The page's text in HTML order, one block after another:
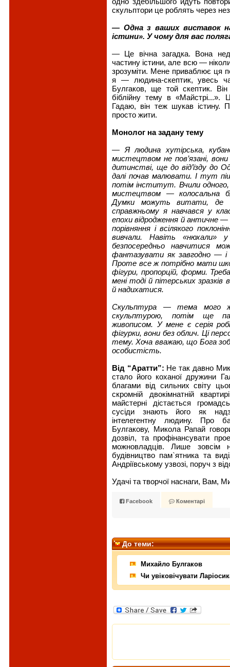
скульптори це роблять через
— Одна з ваших виставок
істини». У чому для вас
— Це вічна загадка. Вона
частину істини, але всю —
зрозуміти. Мене приваблює ця
я — людина-скептик, увесь
Булгаков, ще той скептик.
біблійну тему в «Майстрі...».
Гадаю, він теж шукав
просто жити.
Монолог на задану тему
— Я людина хутірська,
мистецтвом не пов’язані,
дитинстві, ще до від’їзду до
далі почав малювати. І тут
потім інститут. Вчили
мистецтвом — колосальна
Думки можуть витати, де
справжньому я навчався у
епохи відродження й античне —
порівняння і всілякого
вивчали. Навіть «нюхали»
безпосередньо навчитися
фантазувати як завгодно — і
Проте все ж потрібно мати
фігури, пропорцій, форми.
мені тоді й пітерських
й надихатися.
Скульптура — тема мого
скульптурою, потім ще
живописом. У мене є серія
фігурки, вони без облич. Ці
тему. Хоча вважаю, що Бога
особистість.
Від “Аратти”: Не так давно
стало його коханої дружини
благами від сильних світу
скромній двокімнатній
майстерні дістається
сусіди знають його як
інтелегентну людину. Про
Булгакову, Микола Рапай
дозвіл, та профінансувати
можновладців. Лише зовсім
будівництво пам`ятника та
Андріївському узвозі, поруч з
Удачі та творчої наснаги, Вам,
Facebook Коментарі
До теми:
Михайло Булгаков
Чи увіковічувати